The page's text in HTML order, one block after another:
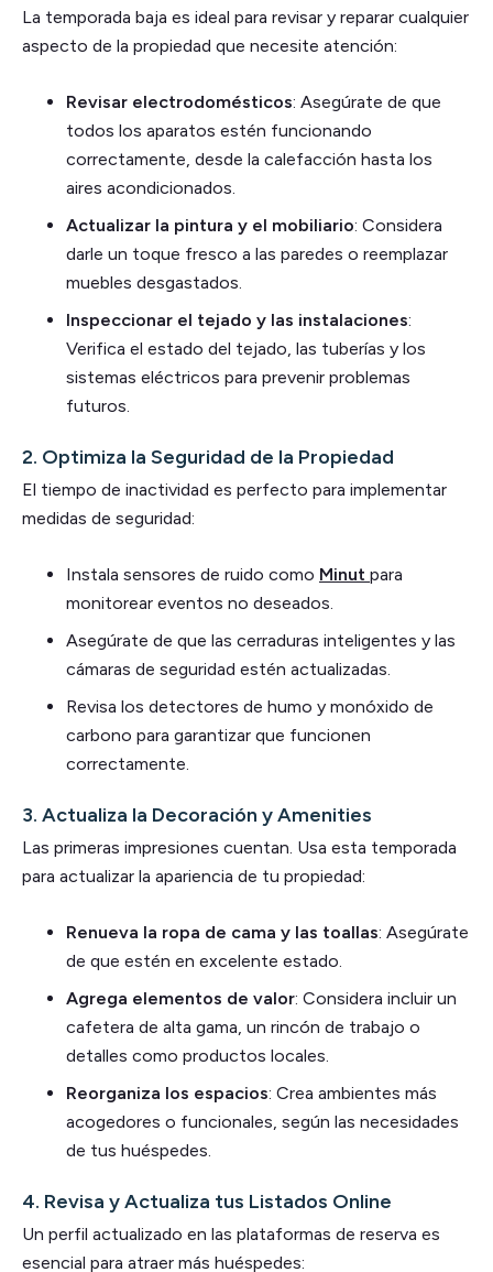
La temporada baja es ideal para revisar y reparar cualquier
aspecto de la propiedad que necesite atención:
Revisar electrodomésticos: Asegúrate de que
todos los aparatos estén funcionando
correctamente, desde la calefacción hasta los
aires acondicionados.
Actualizar la pintura y el mobiliario: Considera
darle un toque fresco a las paredes o reemplazar
muebles desgastados.
Inspeccionar el tejado y las instalaciones:
Verifica el estado del tejado, las tuberías y los
sistemas eléctricos para prevenir problemas
futuros.
2. Optimiza la Seguridad de la Propiedad
El tiempo de inactividad es perfecto para implementar
medidas de seguridad:
Instala sensores de ruido como Minut para
monitorear eventos no deseados.
Asegúrate de que las cerraduras inteligentes y las
cámaras de seguridad estén actualizadas.
Revisa los detectores de humo y monóxido de
carbono para garantizar que funcionen
correctamente.
3. Actualiza la Decoración y Amenities
Las primeras impresiones cuentan. Usa esta temporada
para actualizar la apariencia de tu propiedad:
Renueva la ropa de cama y las toallas: Asegúrate
de que estén en excelente estado.
Agrega elementos de valor: Considera incluir un
cafetera de alta gama, un rincón de trabajo o
detalles como productos locales.
Reorganiza los espacios: Crea ambientes más
acogedores o funcionales, según las necesidades
de tus huéspedes.
4. Revisa y Actualiza tus Listados Online
Un perfil actualizado en las plataformas de reserva es
esencial para atraer más huéspedes: